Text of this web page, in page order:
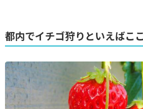
都内でイチゴ狩りといえばこ